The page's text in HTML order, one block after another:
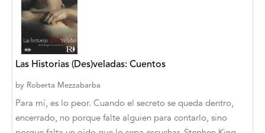
Albert Bates
Albert C. Goldberg
Alberto Canen [Author]
Alberto Guaita Tello
Alborz Azar
Las Historias (Des)veladas: Cuentos
by Roberta Mezzabarba
Para mí, es lo peor. Cuando el secreto se queda dentro,
encerrado, no porque falte alguien para contarlo, sino